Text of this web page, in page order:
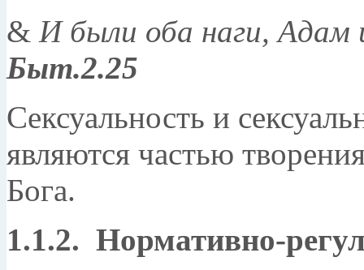
& И были оба наги, Адам
Быт.2.25
Сексуальность и
являются частью
Бога.
1.1.2. Нормативно-